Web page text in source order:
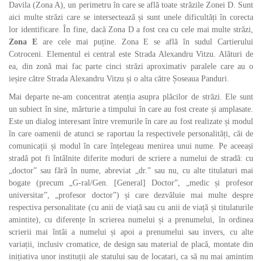
Davila (Zona A), un perimetru în care se află toate străzile Zonei D. Sunt
aici multe străzi care se intersectează și sunt unele dificultăți în corecta
lor identificare. În fine, dacă Zona D a fost cea cu cele mai multe străzi,
Zona Eare cele mai puține. Zona E se află în sudul Cartierului
Cotroceni. Elementul ei central este Strada Alexandru Vitzu. Alături de
ea, din zonă mai fac parte cinci străzi aproximativ paralele care au o
ieșire către Strada Alexandru Vitzu și o alta către Șoseaua Panduri.
Mai departe ne-am concentrat atenția asupra plăcilor de străzi. Ele sunt
un subiect în sine, mărturie a timpului în care au fost create și amplasate.
Este un dialog interesant între vremurile în care au fost realizate și modul
în care oamenii de atunci se raportau la respectivele personalități, căi de
comunicații și modul în care înțelegeau menirea unui nume. Pe aceeași
stradă pot fi întâlnite diferite moduri de scriere a numelui de stradă: cu
„doctor” sau fără în nume, abreviat „dr.” sau nu, cu alte titulaturi mai
bogate (precum „G-ral/Gen. [General] Doctor”, „medic și profesor
universitar”, „profesor doctor”) și care dezvăluie mai multe despre
respectiva personalitate (cu anii de viață sau cu anii de viață și titulaturile
amintite), cu diferențe în scrierea numelui și a prenumelui, în ordinea
scrierii mai întâi a numelui și apoi a prenumelui sau invers, cu alte
variații, inclusiv cromatice, de design sau material de placă, montate din
inițiativa unor instituții ale statului sau de locatari, ca să nu mai amintim